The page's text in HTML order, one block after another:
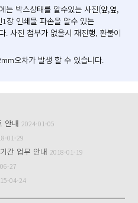
는 박스상태를 알수있는 사진(앞,옆,
장 인쇄물 파손을 알수 있는
. 사진 첨부가 없을시 재진행, 환불이
오차가 발생 할 수 있습니다.
안내 2024-01-05
01-29
간 업무 안내 2018-01-19
27
04-24